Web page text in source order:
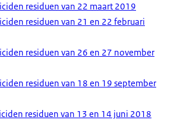
residuen van 22 maart 2019
residuen van 21 en 22 februari
residuen van 26 en 27 november
residuen van 18 en 19 september
residuen van 13 en 14 juni 2018